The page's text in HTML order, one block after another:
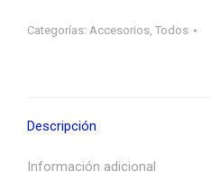
ajustable
Categorías: Accesorios, Todos
Descripción
Información adicional